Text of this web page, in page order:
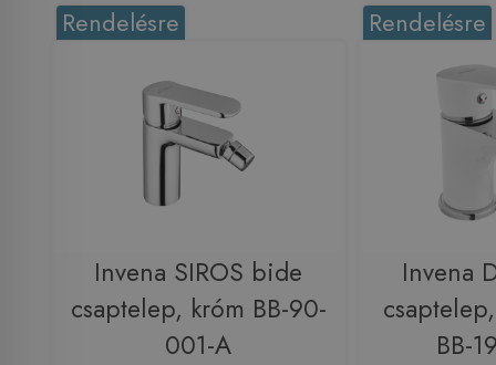
Rendelésre
Invena SIROS bide
csaptelep, króm BB-90-
001-A
Rendelésre
Invena
BB-